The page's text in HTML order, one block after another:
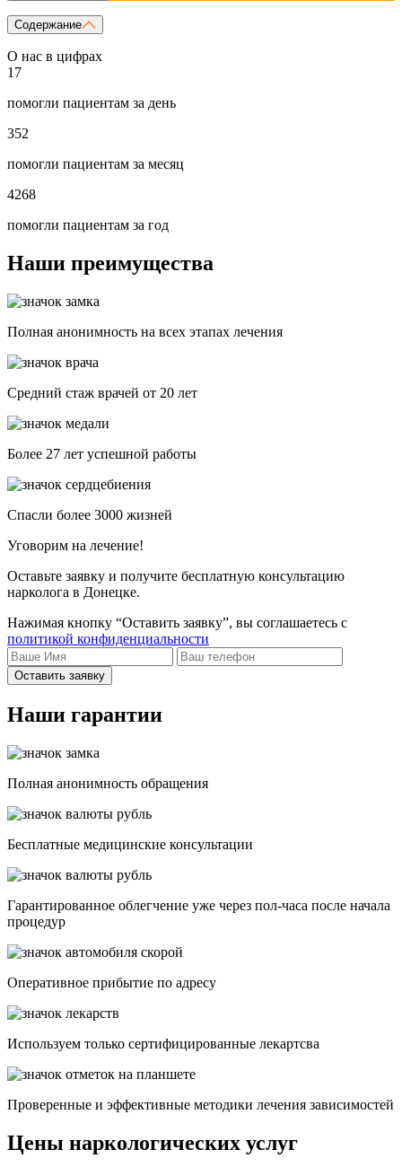
Содержание
О нас в цифрах
17
помогли пациентам за день
352
помогли пациентам за месяц
4268
помогли пациентам за год
Наши преимущества
Полная анонимность на всех этапах лечения
Средний стаж врачей от 20 лет
Более 27 лет успешной работы
Спасли более 3000 жизней
Уговорим на лечение!
Оставьте заявку и получите бесплатную консультацию
нарколога в Донецке.
Нажимая кнопку “Оставить заявку”, вы соглашаетесь с
политикой конфиденциальности
Оставить заявку
Наши гарантии
Полная анонимность обращения
Бесплатные медицинские консультации
Гарантированное облегчение уже через пол-часа после начала
процедур
Опеpативное прибытие по адресу
Используем только сертифицированные лекартсва
Проверенные и эффективные методики лечения зависимостей
Цены наркологических услуг